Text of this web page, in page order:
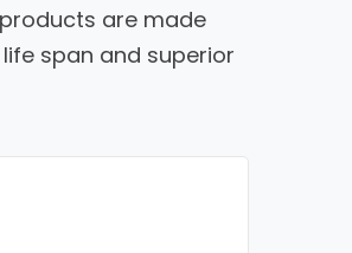
are made
span and superior